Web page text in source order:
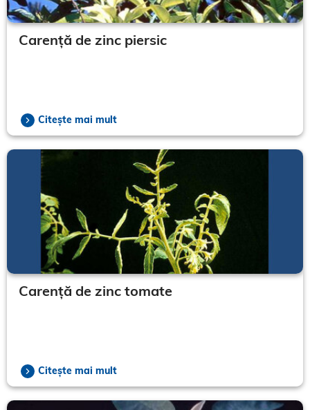
Carență de zinc piersic
Citește mai mult
Carență de zinc tomate
Citește mai mult